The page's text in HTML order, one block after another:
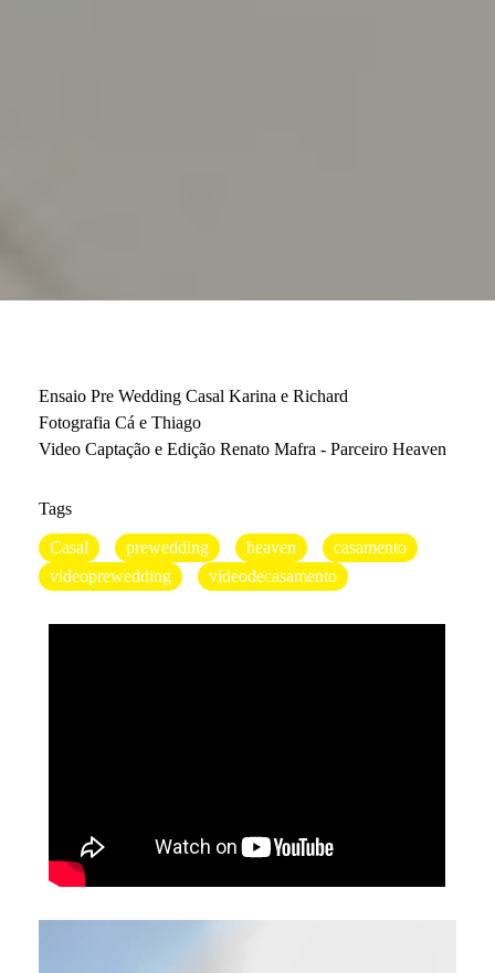
Ensaio Pre Wedding Casal Karina e Richard
Fotografia Cá e Thiago
Video Captação e Edição Renato Mafra - Parceiro Heaven
Tags
Casal prewedding heaven
casamento
videoprewedding
videodecasamento